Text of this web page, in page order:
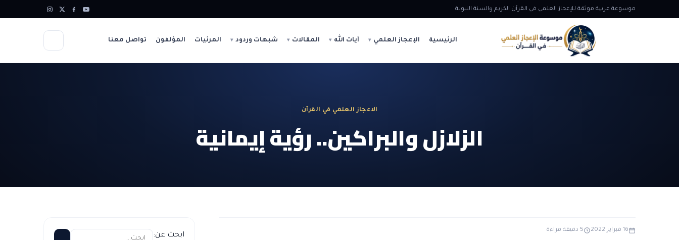
موسوعة عربية موثقة للإعجاز العلمي في القرآن الكريم والسنة النبوية
الرئيسية الإعجاز العلمي آيات الله المقالات شبهات وردود المرئيات المؤلفون تواصل معنا
الاعجاز العلمي في القرآن
الزلازل والبراكين.. رؤية إيمانية
16 فبراير 2022 5 دقيقة قراءة
ابحث عن: